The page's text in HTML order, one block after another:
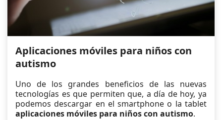
Aplicaciones móviles para niños con
autismo
Uno de los grandes beneficios de las nuevas
tecnologías es que permiten que, a día de hoy, ya
podemos descargar en el smartphone o la tablet
aplicaciones móviles para niños con autismo.